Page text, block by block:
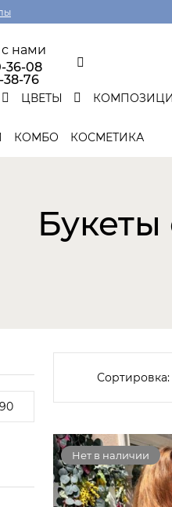
с нами
36-08
38-76
ЦВЕТЫ
КОМБО КОСМЕТИКА
Сортировка:
Нет в наличии